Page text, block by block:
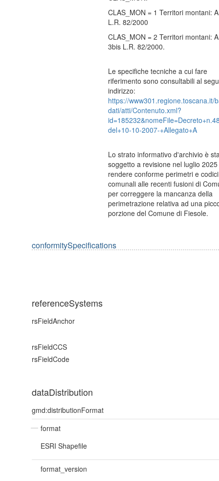
CLAS_MON = 1 Territori montani:
L.R. 82/2000
CLAS_MON = 2 Territori montani:
3bis L.R. 82/2000.
Le specifiche tecniche a cui fare
riferimento sono consultabili al
indirizzo:
https://www301.regione.toscana.it/
dati/atti/Contenuto.xml?
del+10-10-2007-+Allegato+A
Lo strato informativo d'archivio è
soggetto a revisione nel luglio
rendere conforme perimetri e codici
comunali alle recenti fusioni di
per correggere la mancanza della
perimetrazione relativa ad una
porzione del Comune di Fiesole.
conformitySpecifications
referenceSystems
rsFieldAnchor
rsFieldCCS
rsFieldCode
dataDistribution
gmd:distributionFormat
format
ESRI Shapefile
format_version